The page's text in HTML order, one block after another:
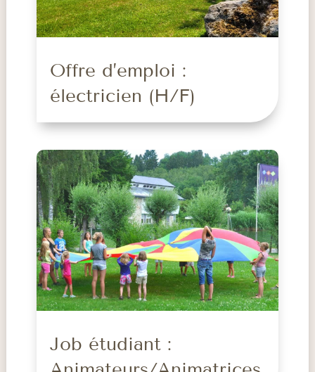
Offre d’emploi :
électricien (H/F)
Job étudiant :